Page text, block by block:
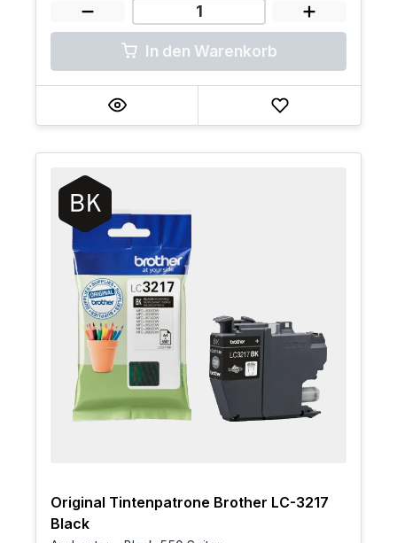
In den Warenkorb
Original Tintenpatrone Brother LC-3217
Black